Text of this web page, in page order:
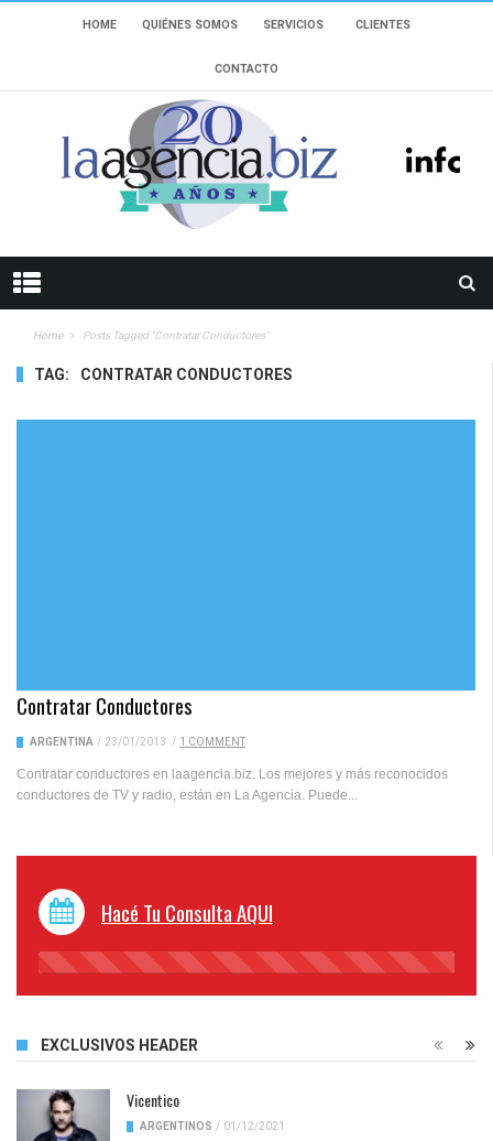
HOME QUIÉNES SOMOS SERVICIOS CLIENTES
CONTACTO
Home Posts Tagged "Contratar Conductores"
TAG: CONTRATAR CONDUCTORES
Contratar Conductores
ARGENTINA / 23/01/2013 / 1 COMMENT
Contratar conductores en laagencia.biz. Los mejores y más reconocidos
conductores de TV y radio, están en La Agencia. Puede...
Hacé Tu Consulta AQUI
45%
EXCLUSIVOS HEADER
Vicentico
ARGENTINOS / 01/12/2021